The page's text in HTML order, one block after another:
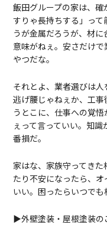
飯田グループの家は、
すりゃ長持ちする」って
うが金属だろうが、材
意味がねぇ。安さだけ
やつだな。
それとよ、業者選びは人
逃げ腰じゃねぇか、工
うとこに、仕事への覚
ぇって言っていい。知
番損だ。
家はな、家族守ってき
たり不安になったら、
いい。困ったらいつでも
▶外壁塗装・屋根塗装の